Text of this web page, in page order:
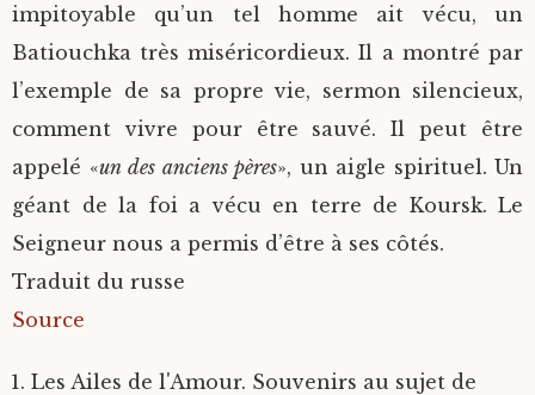
impitoyable qu’un tel homme ait vécu, un
Batiouchka très miséricordieux. Il a montré par
l’exemple de sa propre vie, sermon silencieux,
comment vivre pour être sauvé. Il peut être
appelé «un des anciens pères», un aigle spirituel. Un
géant de la foi a vécu en terre de Koursk. Le
Seigneur nous a permis d’être à ses côtés.
Traduit du russe
Source
Les Ailes de l'Amour. Souvenirs au sujet de